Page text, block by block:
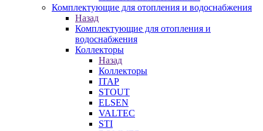
Комплектующие для отопления и водоснабжения
Назад
Комплектующие для отопления и
водоснабжения
Коллекторы
Назад
Коллекторы
ITAP
STOUT
ELSEN
VALTEC
STI